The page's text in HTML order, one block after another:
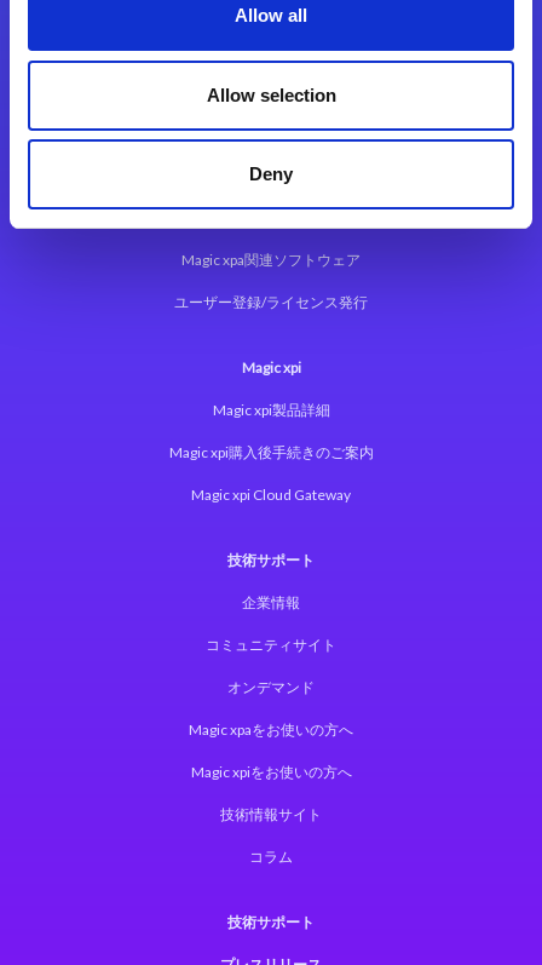
Allow all
Allow selection
Deny
Magic xpa
Magic xpa製品詳細
Magic xpa体験版
Magic xpa関連ソフトウェア
ユーザー登録/ライセンス発行
Magic xpi
Magic xpi製品詳細
Magic xpi購入後手続きのご案内
Magic xpi Cloud Gateway
技術サポート
企業情報
コミュニティサイト
オンデマンド
Magic xpaをお使いの方へ
Magic xpiをお使いの方へ
技術情報サイト
コラム
技術サポート